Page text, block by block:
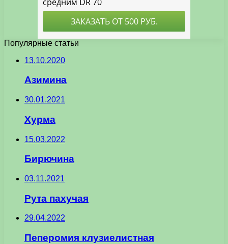
Популярные статьи
13.10.2020
Азимина
30.01.2021
Хурма
15.03.2022
Бирючина
03.11.2021
Рута пахучая
29.04.2022
Пеперомия клузиелистная